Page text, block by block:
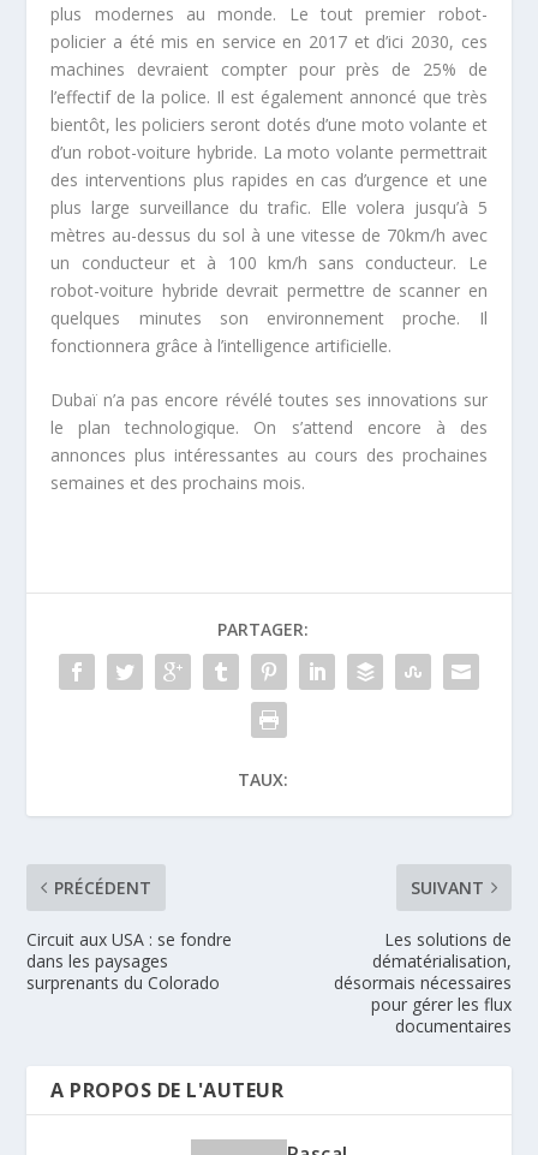
plus modernes au monde. Le tout premier robot-
policier a été mis en service en 2017 et d’ici 2030, ces
machines devraient compter pour près de 25% de
l’effectif de la police. Il est également annoncé que très
bientôt, les policiers seront dotés d’une moto volante et
d’un robot-voiture hybride. La moto volante permettrait
des interventions plus rapides en cas d’urgence et une
plus large surveillance du trafic. Elle volera jusqu’à 5
mètres au-dessus du sol à une vitesse de 70km/h avec
un conducteur et à 100 km/h sans conducteur. Le
robot-voiture hybride devrait permettre de scanner en
quelques minutes son environnement proche. Il
fonctionnera grâce à l’intelligence artificielle.
Dubaï n’a pas encore révélé toutes ses innovations sur
le plan technologique. On s’attend encore à des
annonces plus intéressantes au cours des prochaines
semaines et des prochains mois.
PARTAGER:
TAUX:
PRÉCÉDENT
Circuit aux USA : se fondre
dans les paysages
surprenants du Colorado
SUIVANT
Les solutions de
dématérialisation,
désormais nécessaires
pour gérer les flux
documentaires
A PROPOS DE L'AUTEUR